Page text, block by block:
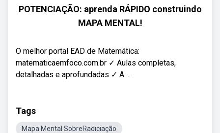
POTENCIAÇÃO: aprenda RÁPIDO construindo
MAPA MENTAL!
O melhor portal EAD de Matemática:
matematicaemfoco.com.br ✓ Aulas completas,
detalhadas e aprofundadas ✓ A ...
Tags
Mapa Mental SobreRadiciação